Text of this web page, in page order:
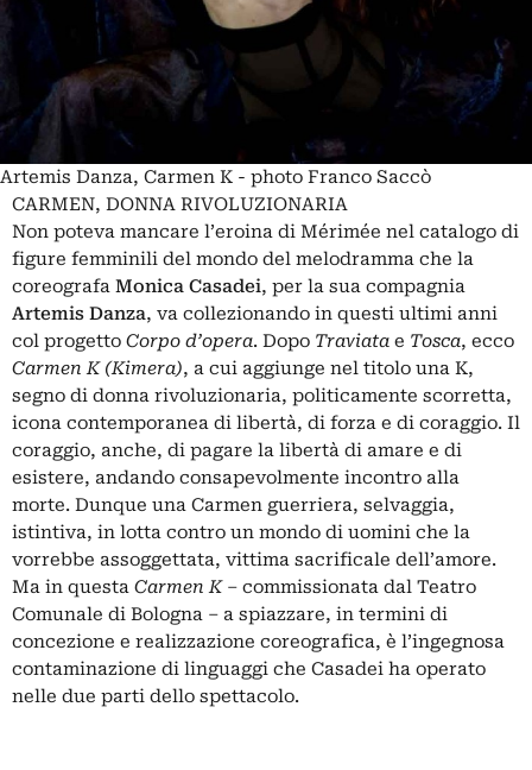
Artemis Danza, Carmen K - photo Franco Saccò
CARMEN, DONNA RIVOLUZIONARIA
Non poteva mancare l’eroina di Mérimée nel catalogo di
figure femminili del mondo del melodramma che la
coreografa Monica Casadei, per la sua compagnia
Artemis Danza, va collezionando in questi ultimi anni
col progetto Corpo d’opera. Dopo Traviata e Tosca, ecco
Carmen K (Kimera), a cui aggiunge nel titolo una K,
segno di donna rivoluzionaria, politicamente scorretta,
icona contemporanea di libertà, di forza e di coraggio. Il
coraggio, anche, di pagare la libertà di amare e di
esistere, andando consapevolmente incontro alla
morte. Dunque una Carmen guerriera, selvaggia,
istintiva, in lotta contro un mondo di uomini che la
vorrebbe assoggettata, vittima sacrificale dell’amore.
Ma in questa Carmen K– commissionata dal Teatro
Comunale di Bologna – a spiazzare, in termini di
concezione e realizzazione coreografica, è l’ingegnosa
contaminazione di linguaggi che Casadei ha operato
nelle due parti dello spettacolo.